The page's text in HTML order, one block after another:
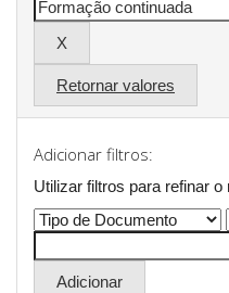
Retornar valores
Adicionar filtros:
Utilizar filtros para refinar